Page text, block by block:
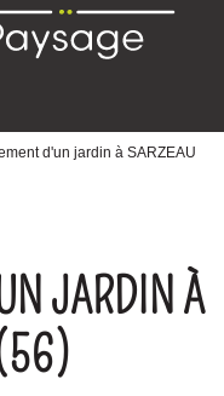
d'un jardin à SARZEAU
JARDIN À